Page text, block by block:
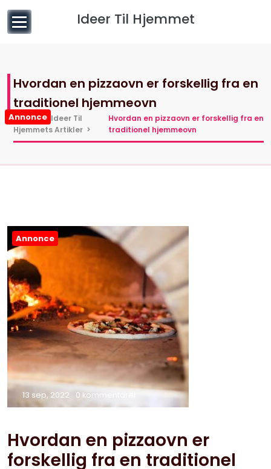
indhold
Ideer Til Hjemmet
Annonce
Hvordan en pizzaovn er forskellig fra en
traditionel hjemmeovn
Hjem> Ideer Til
Hjemmets Artikler >
Hvordan en pizzaovn er forskellig fra en
traditionel hjemmeovn
Annonce
13 sep, 2022 0 kommentarer
Hvordan en pizzaovn er
forskellig fra en traditionel